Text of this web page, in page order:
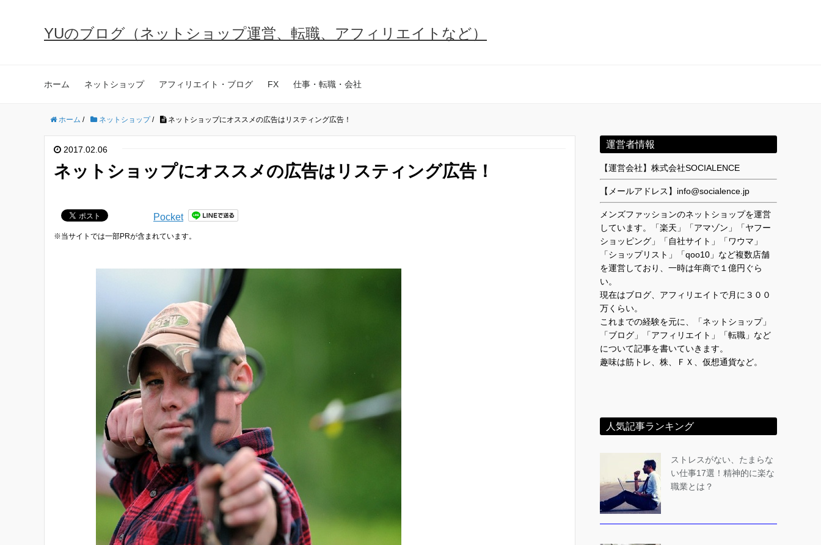
YUのブログ（ネットショップ運営、転職、アフィリエイトなど）
ホーム ネットショップ アフィリエイト・ブログ FX 仕事・転職・会社
ホーム / ネットショップ/ ネットショップにオススメの広告はリスティング広告！
2017.02.06
ネットショップにオススメの広告はリスティング広告！
Pocket
※当サイトでは一部PRが含まれています。
運営者情報
【運営会社】株式会社SOCIALENCE
【メールアドレス】info@socialence.jp
メンズファッションのネットショップを運営
しています。「楽天」「アマゾン」「ヤフー
ショッピング」「自社サイト」「ワウマ」
「ショップリスト」「qoo10」など複数店舗
を運営しており、一時は年商で１億円ぐら
い。
現在はブログ、アフィリエイトで月に３００
万くらい。
これまでの経験を元に、「ネットショップ」
「ブログ」「アフィリエイト」「転職」など
について記事を書いていきます。
趣味は筋トレ、株、ＦＸ、仮想通貨など。
人気記事ランキング
ストレスがない、たまらな
い仕事17選！精神的に楽な
職業とは？